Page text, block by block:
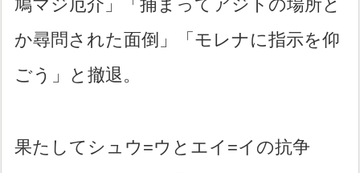
鳩マジ厄介」「捕まってアジトの場所と
か尋問された面倒」「モレナに指示を仰
ごう」と撤退。
果たしてシュウ=ウとエイ=イの抗争